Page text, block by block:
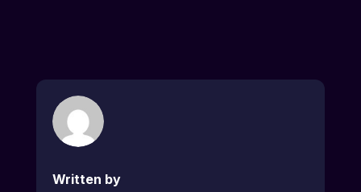
Written by